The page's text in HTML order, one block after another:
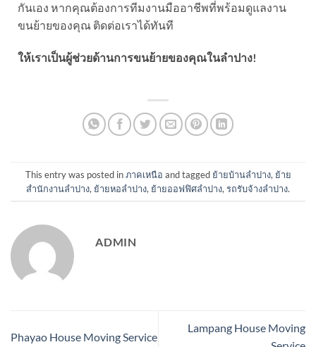
กันเอง หากคุณต้องการทีมงานมืออาชีพที่พร้อมดูแลงาน
ขนย้ายของคุณ ติดต่อเราได้ทันที
ให้เราเป็นผู้ช่วยด้านการขนย้ายของคุณในลำปาง!
This entry was posted inภาคเหนือ and tagged ย้ายบ้านลำปาง, ย้าย
สำนักงานลำปาง, ย้ายหอลำปาง, ย้ายออฟฟิศลำปาง, รถรับจ้างลำปาง.
ADMIN
Phayao House Moving Service
Lampang House Moving